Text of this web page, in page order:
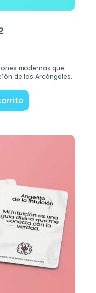
modernas que
de los Arcángeles.